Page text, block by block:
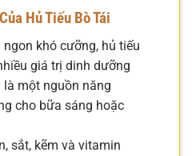
Hủ Tiếu Bò Tái
khó cưỡng, hủ tiếu
giá trị dinh dưỡng
một nguồn năng
cho bữa sáng hoặc
sắt, kẽm và vitamin